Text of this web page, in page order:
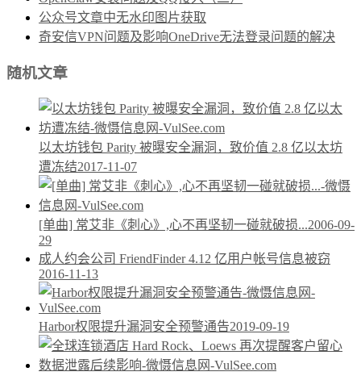
公众号文章中无水印图片获取
奇安信VPN问题及影响OneDrive无法登录问题的解决
随机文章
以太坊钱包 Parity 被曝安全漏洞，致价值 2.8 亿以太坊
遭冻结2017-11-07
[单曲] 常艾非《刺心》,心不再坚韧一碰就破损...2006-09-
29
成人约会公司 FriendFinder 4.12 亿用户帐号信息被窃
2016-11-13
Harbor权限提升漏洞安全预警通告2019-09-19